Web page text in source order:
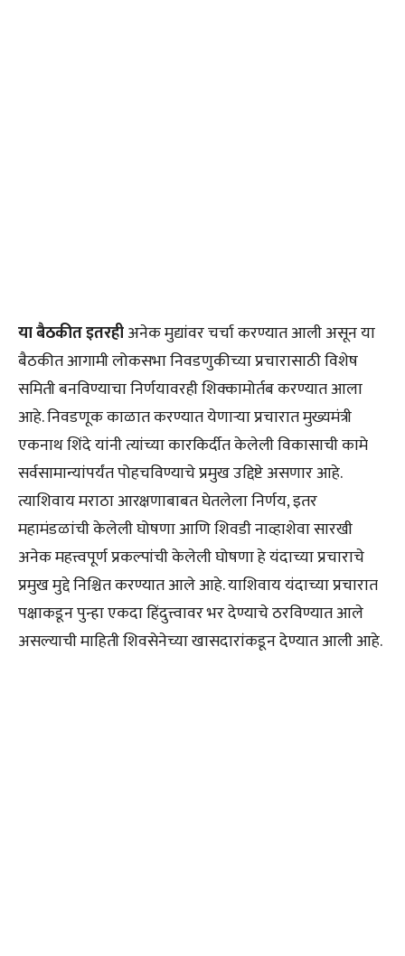
या बैठकीत इतरहीअनेक मुद्यांवर चर्चा करण्यात आली असून या
बैठकीत आगामी लोकसभा निवडणुकीच्या प्रचारासाठी विशेष
समिती बनविण्याचा निर्णयावरही शिक्कामोर्तब करण्यात आला
आहे. निवडणूक काळात करण्यात येणाऱ्या प्रचारात मुख्यमंत्री
एकनाथ शिंदे यांनी त्यांच्या कारकिर्दीत केलेली विकासाची कामे
सर्वसामान्यांपर्यंत पोहचविण्याचे प्रमुख उद्दिष्टे असणार आहे.
त्याशिवाय मराठा आरक्षणाबाबत घेतलेला निर्णय, इतर
महामंडळांची केलेली घोषणा आणि शिवडी नाव्हाशेवा सारखी
अनेक महत्त्वपूर्ण प्रकल्पांची केलेली घोषणा हे यंदाच्या प्रचाराचे
प्रमुख मुद्दे निश्चित करण्यात आले आहे. याशिवाय यंदाच्या प्रचारात
पक्षाकडून पुन्हा एकदा हिंदुत्त्वावर भर देण्याचे ठरविण्यात आले
असल्याची माहिती शिवसेनेच्या खासदारांकडून देण्यात आली आहे.